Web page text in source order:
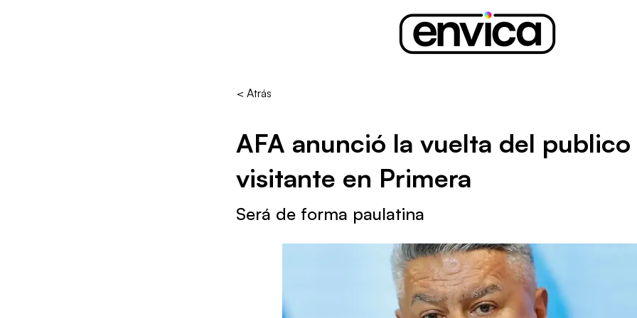
< Atrás
AFA anunció la vuelta del publico
visitante en Primera
Será de forma paulatina